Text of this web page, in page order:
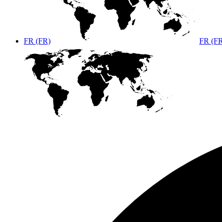
FR (FR) FR